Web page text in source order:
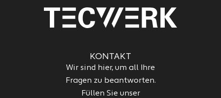
KONTAKT
Wir sind hier, um all Ihre
Fragen zu beantworten.
Füllen Sie unser